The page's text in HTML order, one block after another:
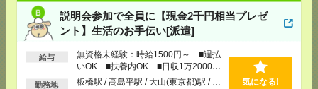
説明会参加で全員に【現金2千円相当プレゼ
ント】生活のお手伝い[派遣]
給与
無資格未経験：時給1500円～ ■週払
いOK ■扶養内OK ■日収1万2000円
以上
勤務地 板橋駅 / 高島平駅 / 大山(東京都)駅 / … 気になる!
応募ページへ
気になる！